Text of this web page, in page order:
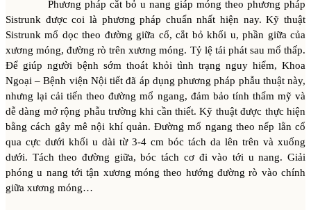
Phương pháp cắt bỏ u nang giáp móng theo phương pháp
Sistrunk được coi là phương pháp chuẩn nhất hiện nay. Kỹ thuật
Sistrunk mổ dọc theo đường giữa cổ, cắt bỏ khối u, phần giữa của
xương móng, đường rò trên xương móng. Tỷ lệ tái phát sau mổ thấp.
Để giúp người bệnh sớm thoát khỏi tình trạng nguy hiểm, Khoa
Ngoại – Bệnh viện Nội tiết đã áp dụng phương pháp phẫu thuật này,
nhưng lại cải tiến theo đường mổ ngang, đảm bảo tính thẩm mỹ và
dễ dàng mở rộng phẫu trường khi cần thiết. Kỹ thuật được thực hiện
bằng cách gây mê nội khí quản. Đường mổ ngang theo nếp lằn cổ
qua cực dưới khối u dài từ 3-4 cm bóc tách da lên trên và xuống
dưới. Tách theo đường giữa, bóc tách cơ đi vào tới u nang. Giải
phóng u nang tới tận xương móng theo hướng đường rò vào chính
giữa xương móng…